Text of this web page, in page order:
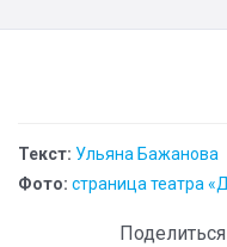
Текст: Ульяна Бажанова
Фото: страница театра